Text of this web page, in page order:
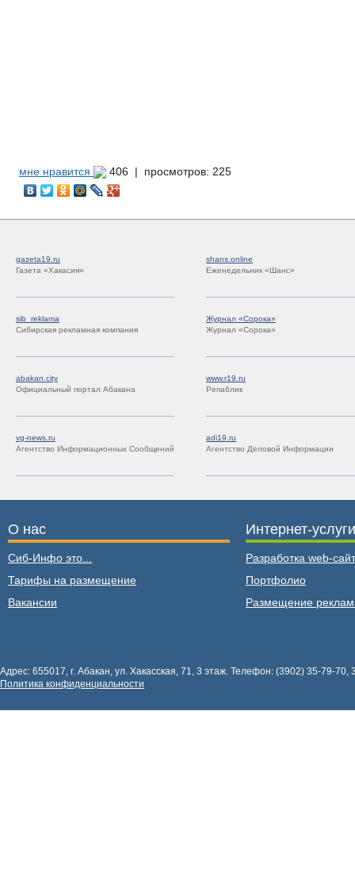
мне нравится 406 | просмотров: 225
gazeta19.ru
Газета «Хакасия»
shans.online
Еженедельник «Шанс»
sib_reklama
Сибирская рекламная компания
Журнал «Сорока»
Журнал «Сорока»
abakan.city
Официальный портал Абакана
www.r19.ru
Репаблик
vg-news.ru
Агентство Информационных Сообщений
adi19.ru
Агентство Деловой Информации
О нас
Сиб-Инфо это...
Тарифы на размещение
Вакансии
Интернет-услуги
Разработка web-
Портфолио
Размещение
Адрес: 655017, г. Абакан, ул. Хакасская, 71, 3 этаж. Телефон: (3902) 35-79-
Политика конфиденциальности